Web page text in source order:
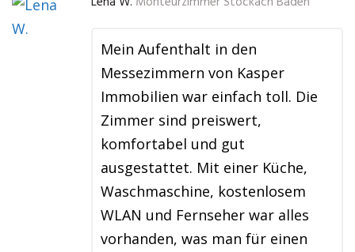
Mein Aufenthalt in den
Messezimmern von Kasper
Immobilien war einfach toll. Die
Zimmer sind preiswert,
komfortabel und gut
ausgestattet. Mit einer Küche,
Waschmaschine, kostenlosem
WLAN und Fernseher war alles
vorhanden, was man für einen